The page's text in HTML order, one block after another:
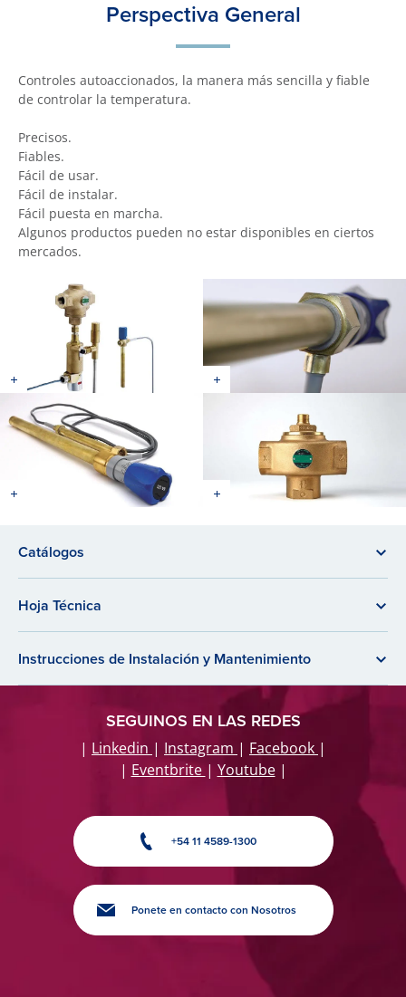
Perspectiva General
Controles autoaccionados, la manera más sencilla y fiable
de controlar la temperatura.
Precisos.
Fiables.
Fácil de usar.
Fácil de instalar.
Fácil puesta en marcha.
Algunos productos pueden no estar disponibles en ciertos
mercados.
Catálogos
Hoja Técnica
Instrucciones de Instalación y Mantenimiento
SEGUINOS EN LAS REDES
| Linkedin | Instagram | Facebook |
| Eventbrite | Youtube|
+54 11 4589-1300
Ponete en contacto con Nosotros